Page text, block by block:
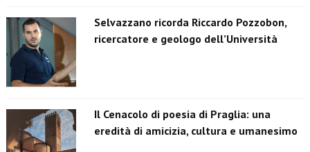
Selvazzano ricorda Riccardo Pozzobon,
ricercatore e geologo dell’Università
Il Cenacolo di poesia di Praglia: una
eredità di amicizia, cultura e umanesimo